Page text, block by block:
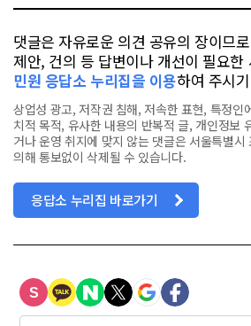
댓글은 자유로운 의견 공유의 장이므
제안, 건의 등 답변이나 개선이 필요한
민원 응답소 누리집을 이용하여 주시
상업성 광고, 저작권 침해, 저속한 표현, 특정인
치적 목적, 유사한 내용의 반복적 글, 개인정보
거나 운영 취지에 맞지 않는 댓글은 서울특별시
의해 통보없이 삭제될 수 있습니다.
응답소 누리집 바로가기